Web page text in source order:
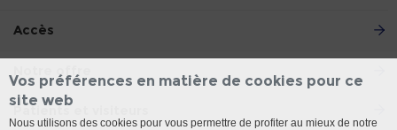
Accès
Notre offre
Patients et visiteurs
Vos préférences en matière de cookies pour ce
site web
Nous utilisons des cookies pour vous permettre de profiter au mieux de notre